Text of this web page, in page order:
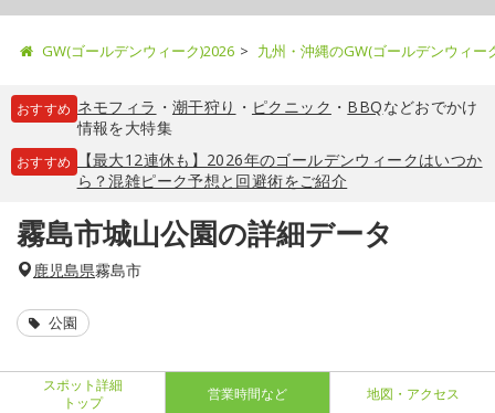
GW(ゴールデンウィーク)2026 九州・沖縄のGW(ゴールデンウィ
おすすめ ネモフィラ ・ 潮干狩り ・ ピクニック ・ BBQなどおでかけ
情報を大特集
おすすめ
【最大12連休も】2026年のゴールデンウィークはいつか
ら？混雑ピーク予想と回避術をご紹介
霧島市城山公園の詳細データ
鹿児島県霧島市
公園
スポット詳細
トップ
営業時間など 地図・アクセス